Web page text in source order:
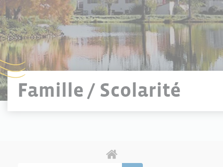
Famille / Scolarité